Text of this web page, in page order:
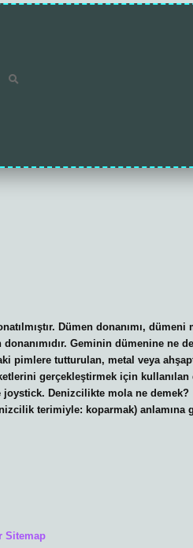
Dümen donanımı, dümeni
Geminin dümenine ne
pimlere tutturulan, metal veya
gerçekleştirmek için kullanılan
Denizcilikte mola ne demek?
terimiyle: koparmak) anlamına
Sitemap